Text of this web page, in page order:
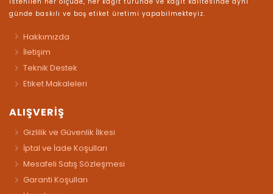
günde baskılı ve boş etiket üretimi yapabilmekteyiz.
Hakkımızda
İletişim
Teknik Destek
Etiket Makaleleri
ALIŞVERİŞ
Gizlilik ve Güvenlik İlkesi
İptal ve İade Koşulları
Mesafeli Satış Sözleşmesi
Garanti Koşulları